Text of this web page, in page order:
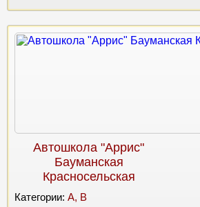
Автошкола "Аррис"
Бауманская
Красносельская
Категории: A, B